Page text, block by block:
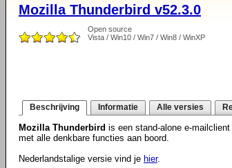
Mozilla Thunderbird v52.3.0
Open source
Vista / Win10 / Win7 / Win8 / WinXP
Beschrijving Informatie Alle versies
Mozilla Thunderbird is een stand-alone e-mailclient
met alle denkbare functies aan boord.
Nederlandstalige versie vind je hier.